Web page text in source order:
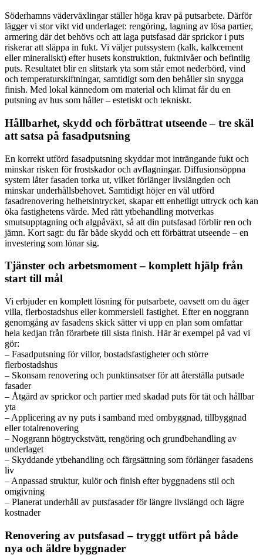
Söderhamns väderväxlingar ställer höga krav på putsarbete. Därför
lägger vi stor vikt vid underlaget: rengöring, lagning av lösa partier,
armering där det behövs och att laga putsfasad där sprickor i puts
riskerar att släppa in fukt. Vi väljer putssystem (kalk, kalkcement
eller mineraliskt) efter husets konstruktion, fuktnivåer och befintlig
puts. Resultatet blir en slitstark yta som står emot nederbörd, vind
och temperaturskiftningar, samtidigt som den behåller sin snygga
finish. Med lokal kännedom om material och klimat får du en
putsning av hus som håller – estetiskt och tekniskt.
Hållbarhet, skydd och förbättrat utseende – tre skäl
att satsa på fasadputsning
En korrekt utförd fasadputsning skyddar mot inträngande fukt och
minskar risken för frostskador och avflagningar. Diffusionsöppna
system låter fasaden torka ut, vilket förlänger livslängden och
minskar underhållsbehovet. Samtidigt höjer en väl utförd
fasadrenovering helhetsintrycket, skapar ett enhetligt uttryck och kan
öka fastighetens värde. Med rätt ytbehandling motverkas
smutsupptagning och algpåväxt, så att din putsfasad förblir ren och
jämn. Kort sagt: du får både skydd och ett förbättrat utseende – en
investering som lönar sig.
Tjänster och arbetsmoment – komplett hjälp från
start till mål
Vi erbjuder en komplett lösning för putsarbete, oavsett om du äger
villa, flerbostadshus eller kommersiell fastighet. Efter en noggrann
genomgång av fasadens skick sätter vi upp en plan som omfattar
hela kedjan från förarbete till sista finish. Här är exempel på vad vi
gör:
– Fasadputsning för villor, bostadsfastigheter och större
flerbostadshus
– Skonsam renovering och punktinsatser för att återställa putsade
fasader
– Åtgärd av sprickor och partier med skadad puts för tät och hållbar
yta
– Applicering av ny puts i samband med ombyggnad, tillbyggnad
eller totalrenovering
– Noggrann högtryckstvätt, rengöring och grundbehandling av
underlaget
– Skyddande ytbehandling och färgsättning som förlänger fasadens
liv
– Anpassad struktur, kulör och finish efter byggnadens stil och
omgivning
– Planerat underhåll av putsfasader för längre livslängd och lägre
kostnader
Renovering av putsfasad – tryggt utfört på både
nya och äldre byggnader